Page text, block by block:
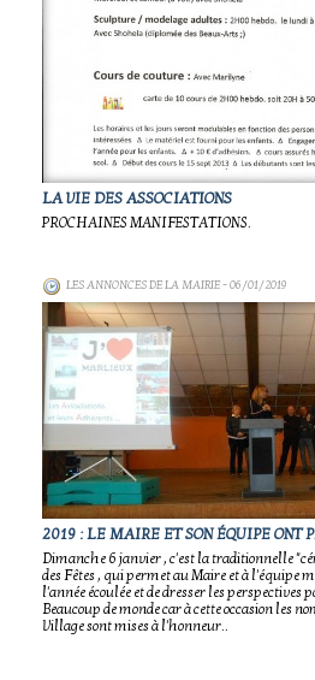
LA VIE DES ASSOCIATIONS
PROCHAINES MANIFESTATIONS.
LES ANNONCES DE LA MAIRIE- 06/01/2019
2019 : LE MAIRE ET SON ÉQUIPE ONT
Dimanche 6 janvier , c'est la traditionnelle
des Fêtes , qui permet au Maire et à l'équipe
l'année écoulée et de dresser les perspectives
Beaucoup de monde car à cette occasion les
Village sont mises à l'honneur..